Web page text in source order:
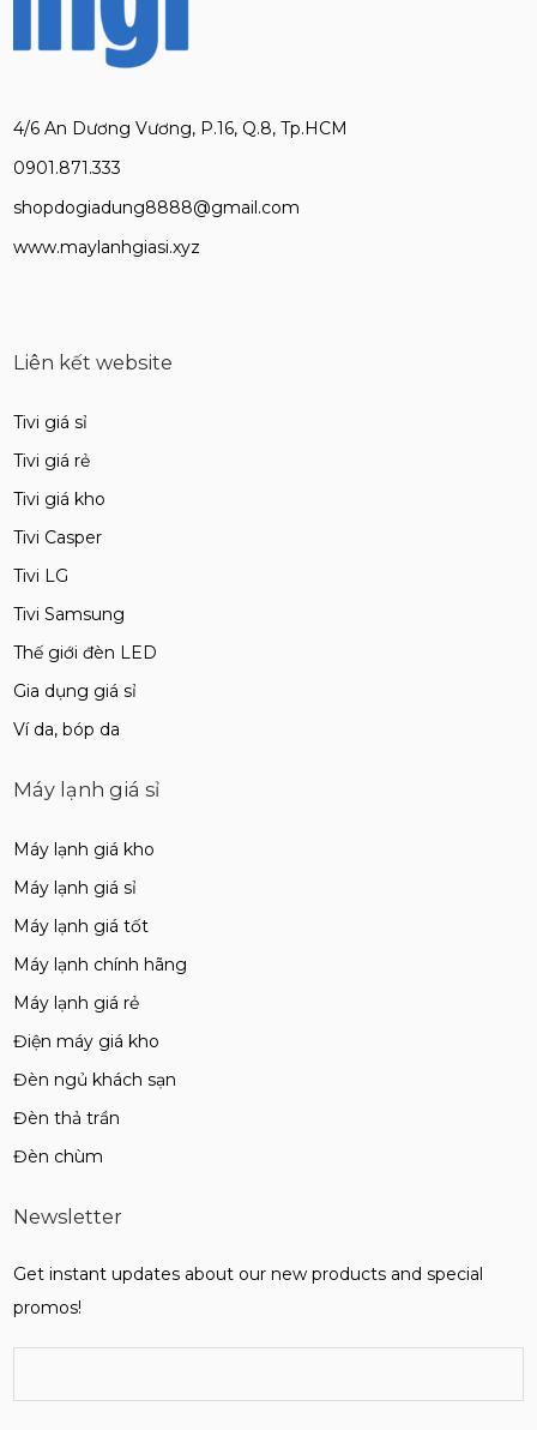
4/6 An Dương Vương, P.16, Q.8, Tp.HCM
0901.871.333
shopdogiadung8888@gmail.com
www.maylanhgiasi.xyz
Liên kết website
Tivi giá sỉ
Tivi giá rẻ
Tivi giá kho
Tivi Casper
Tivi LG
Tivi Samsung
Thế giới đèn LED
Gia dụng giá sỉ
Ví da, bóp da
Máy lạnh giá sỉ
Máy lạnh giá kho
Máy lạnh giá sỉ
Máy lạnh giá tốt
Máy lạnh chính hãng
Máy lạnh giá rẻ
Điện máy giá kho
Đèn ngủ khách sạn
Đèn thả trần
Đèn chùm
Newsletter
Get instant updates about our new products and special
promos!